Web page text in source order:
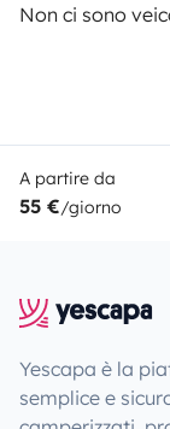
Non ci sono
A partire da
55 €/giorno
Yescapa è la
semplice e